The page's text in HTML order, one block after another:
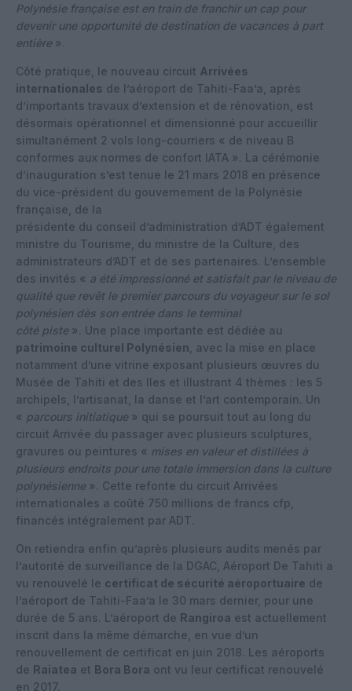
Polynésie française est en train de franchir un cap pour
devenir une opportunité de destination de vacances à part
entière ».
Côté pratique, le nouveau circuit Arrivées
internationales de l’aéroport de Tahiti-Faa’a, après
d’importants travaux d’extension et de rénovation, est
désormais opérationnel et dimensionné pour accueillir
simultanément 2 vols long-courriers « de niveau B
conformes aux normes de confort IATA ». La cérémonie
d’inauguration s’est tenue le 21 mars 2018 en présence
du vice-président du gouvernement de la Polynésie
française, de la
présidente du conseil d’administration d’ADT également
ministre du Tourisme, du ministre de la Culture, des
administrateurs d’ADT et de ses partenaires. L’ensemble
des invités « a été impressionné et satisfait par le niveau de
qualité que revêt le premier parcours du voyageur sur le sol
polynésien dès son entrée dans le terminal
côté piste ». Une place importante est dédiée au
patrimoine culturel Polynésien , avec la mise en place
notamment d’une vitrine exposant plusieurs œuvres du
Musée de Tahiti et des Iles et illustrant 4 thèmes : les 5
archipels, l’artisanat, la danse et l’art contemporain. Un
« parcours initiatique » qui se poursuit tout au long du
circuit Arrivée du passager avec plusieurs sculptures,
gravures ou peintures « mises en valeur et distillées à
plusieurs endroits pour une totale immersion dans la culture
polynésienne ». Cette refonte du circuit Arrivées
internationales a coûté 750 millions de francs cfp,
financés intégralement par ADT.
On retiendra enfin qu’après plusieurs audits menés par
l’autorité de surveillance de la DGAC, Aéroport De Tahiti a
vu renouvelé le certificat de sécurité aéroportuaire de
l’aéroport de Tahiti-Faa’a le 30 mars dernier, pour une
durée de 5 ans. L’aéroport de Rangiroa est actuellement
inscrit dans la même démarche, en vue d’un
renouvellement de certificat en juin 2018. Les aéroports
de Raiatea et Bora Bora ont vu leur certificat renouvelé
en 2017.